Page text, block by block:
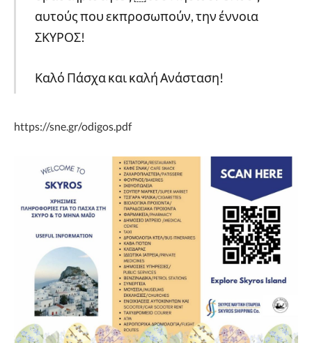
αυτούς που εκπροσωπούν, την έννοια
ΣΚΥΡΟΣ!
Καλό Πάσχα και καλή Ανάσταση!
https://sne.gr/odigos.pdf